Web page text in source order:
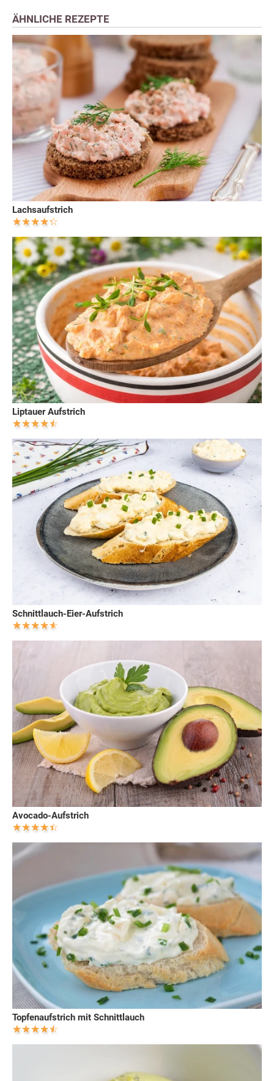
ÄHNLICHE REZEPTE
Lachsaufstrich
Liptauer Aufstrich
Schnittlauch-Eier-Aufstrich
Avocado-Aufstrich
Topfenaufstrich mit Schnittlauch